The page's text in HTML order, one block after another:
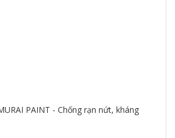
PAINT - Chống rạn nứt, kháng